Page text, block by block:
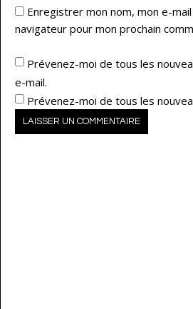
Enregistrer mon nom, mon e-
navigateur pour mon prochain
Prévenez-moi de tous les
e-mail.
Prévenez-moi de tous les